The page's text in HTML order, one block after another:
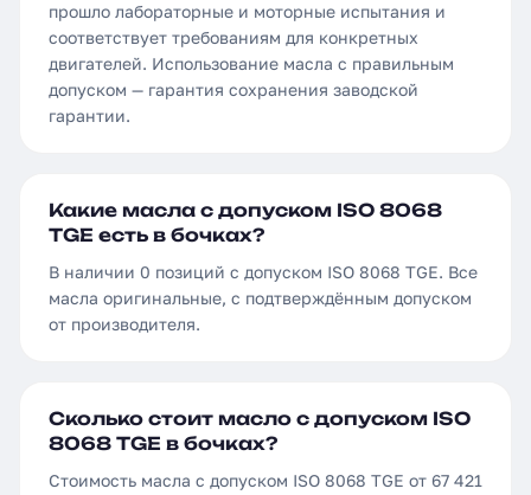
прошло лабораторные и моторные испытания и
соответствует требованиям для конкретных
двигателей. Использование масла с правильным
допуском — гарантия сохранения заводской
гарантии.
Какие масла с допуском ISO 8068
TGE есть в бочках?
В наличии 0 позиций с допуском ISO 8068 TGE. Все
масла оригинальные, с подтверждённым допуском
от производителя.
Сколько стоит масло с допуском ISO
8068 TGE в бочках?
Стоимость масла с допуском ISO 8068 TGE от 67 421